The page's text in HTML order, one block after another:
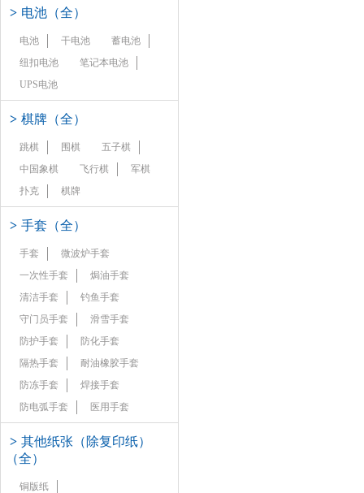
> 电池（全）
电池 干电池
蓄电池
纽扣电池
笔记本电池
UPS电池
> 棋牌（全）
跳棋 围棋
五子棋
中国象棋
飞行棋
军棋
扑克
棋牌
> 手套（全）
手套
微波炉手套
一次性手套
焗油手套
清洁手套
钓鱼手套
守门员手套
滑雪手套
防护手套
防化手套
隔热手套
耐油橡胶手套
防冻手套
焊接手套
防电弧手套
医用手套
> 其他纸张（除复印纸）
（全）
铜版纸